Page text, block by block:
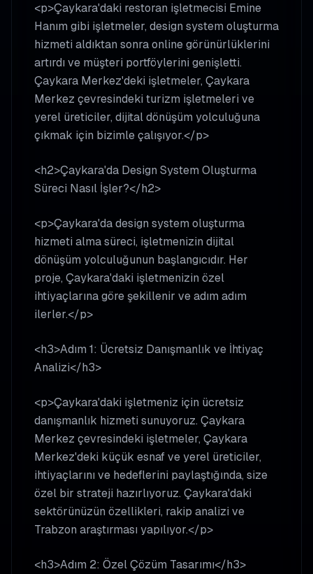
<p>Çaykara'daki restoran işletmecisi Emine
Hanım gibi işletmeler, design system oluşturma
hizmeti aldıktan sonra online görünürlüklerini
artırdı ve müşteri portföylerini genişletti.
Çaykara Merkez'deki işletmeler, Çaykara
Merkez çevresindeki turizm işletmeleri ve
yerel üreticiler, dijital dönüşüm yolculuğuna
çıkmak için bizimle çalışıyor.</p>
<h2>Çaykara'da Design System Oluşturma
Süreci Nasıl İşler?</h2>
<p>Çaykara'da design system oluşturma
hizmeti alma süreci, işletmenizin dijital
dönüşüm yolculuğunun başlangıcıdır. Her
proje, Çaykara'daki işletmenizin özel
ihtiyaçlarına göre şekillenir ve adım adım
ilerler.</p>
<h3>Adım 1: Ücretsiz Danışmanlık ve İhtiyaç
Analizi</h3>
<p>Çaykara'daki işletmeniz için ücretsiz
danışmanlık hizmeti sunuyoruz. Çaykara
Merkez çevresindeki işletmeler, Çaykara
Merkez'deki küçük esnaf ve yerel üreticiler,
ihtiyaçlarını ve hedeflerini paylaştığında, size
özel bir strateji hazırlıyoruz. Çaykara'daki
sektörünüzün özellikleri, rakip analizi ve
Trabzon araştırması yapılıyor.</p>
<h3>Adım 2: Özel Çözüm Tasarımı</h3>